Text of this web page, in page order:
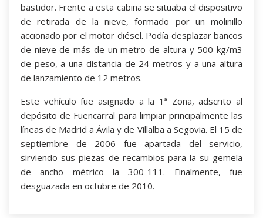
bastidor. Frente a esta cabina se situaba el dispositivo
de retirada de la nieve, formado por un molinillo
accionado por el motor diésel. Podía desplazar bancos
de nieve de más de un metro de altura y 500 kg/m3
de peso, a una distancia de 24 metros y a una altura
de lanzamiento de 12 metros.
Este vehículo fue asignado a la 1ª Zona, adscrito al
depósito de Fuencarral para limpiar principalmente las
líneas de Madrid a Ávila y de Villalba a Segovia. El 15 de
septiembre de 2006 fue apartada del servicio,
sirviendo sus piezas de recambios para la su gemela
de ancho métrico la 300-111. Finalmente, fue
desguazada en octubre de 2010.